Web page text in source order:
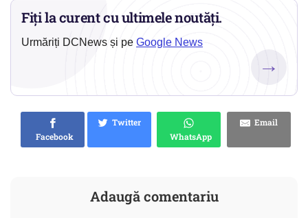
Fiți la curent cu ultimele noutăți.
Urmăriți DCNews și pe Google News
→
Facebook
Twitter
WhatsApp
Email
Adaugă comentariu